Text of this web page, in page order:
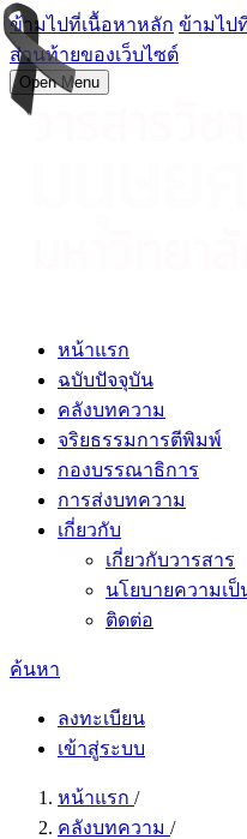
ข้ามไปที่เนื้อหาหลัก ข้ามไป
ส่วนท้ายของเว็บไซต์
Open Menu
หน้าแรก
ฉบับปัจจุบัน
คลังบทความ
จริยธรรมการตีพิมพ์
กองบรรณาธิการ
การส่งบทความ
เกี่ยวกับ
เกี่ยวกับวารสาร
นโยบายความเ
ติดต่อ
ค้นหา
ลงทะเบียน
เข้าสู่ระบบ
หน้าแรก /
คลังบทความ /